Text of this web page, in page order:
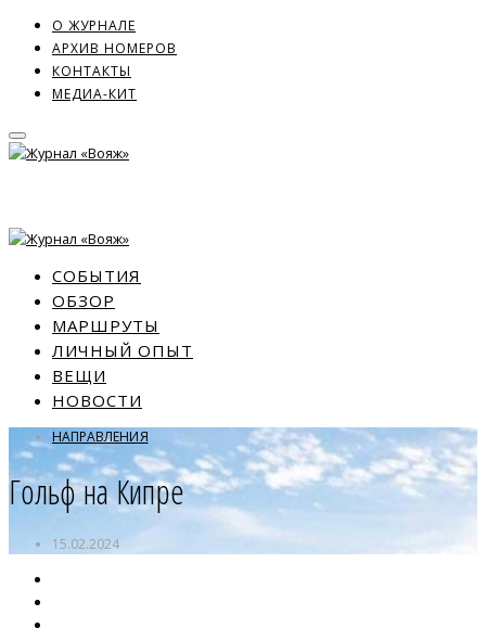
О ЖУРНАЛЕ
АРХИВ НОМЕРОВ
КОНТАКТЫ
МЕДИА-КИТ
СОБЫТИЯ
ОБЗОР
МАРШРУТЫ
ЛИЧНЫЙ ОПЫТ
ВЕЩИ
НОВОСТИ
НАПРАВЛЕНИЯ
Гольф на Кипре
15.02.2024